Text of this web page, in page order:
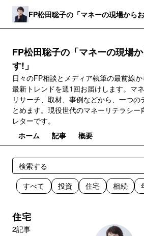
FP松田聡子の「マネーの現場から
FP松田聡子の「マネーの現場
す!」
日々のFP相談とメディア執筆の最前線
最新トレンドを週1回お届けします。マ
リサーチ、取材、事例などから、一つの
とめます。現役世代のマネーリテラシー
レターです。
ホーム
記事 概要
すべて 投資 住宅 相続
住宅
2記事